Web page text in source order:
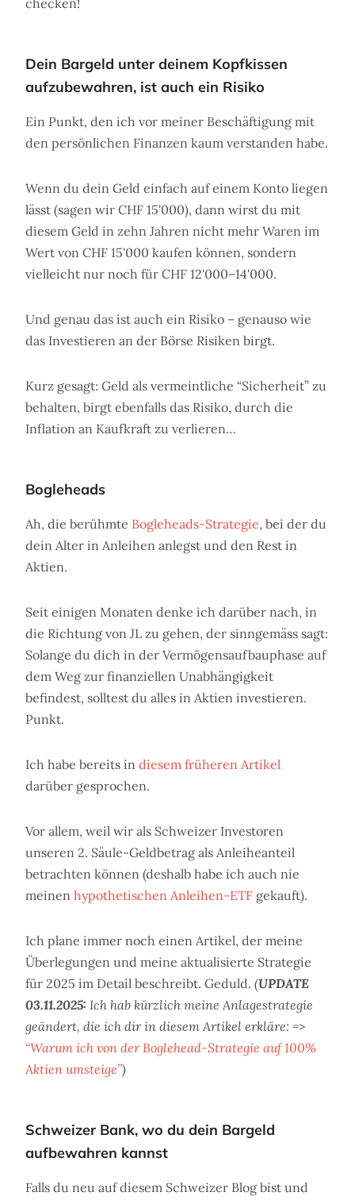
checken!
Dein Bargeld unter deinem Kopfkissen
aufzubewahren, ist auch ein Risiko
Ein Punkt, den ich vor meiner Beschäftigung mit
den persönlichen Finanzen kaum verstanden habe.
Wenn du dein Geld einfach auf einem Konto liegen
lässt (sagen wir CHF 15'000), dann wirst du mit
diesem Geld in zehn Jahren nicht mehr Waren im
Wert von CHF 15'000 kaufen können, sondern
vielleicht nur noch für CHF 12'000–14'000.
Und genau das ist auch ein Risiko – genauso wie
das Investieren an der Börse Risiken birgt.
Kurz gesagt: Geld als vermeintliche “Sicherheit” zu
behalten, birgt ebenfalls das Risiko, durch die
Inflation an Kaufkraft zu verlieren…
Bogleheads
Ah, die berühmte Bogleheads-Strategie, bei der du
dein Alter in Anleihen anlegst und den Rest in
Aktien.
Seit einigen Monaten denke ich darüber nach, in
die Richtung von JL zu gehen, der sinngemäss sagt:
Solange du dich in der Vermögensaufbauphase auf
dem Weg zur finanziellen Unabhängigkeit
befindest, solltest du alles in Aktien investieren.
Punkt.
Ich habe bereits in diesem früheren Artikel
darüber gesprochen.
Vor allem, weil wir als Schweizer Investoren
unseren 2. Säule-Geldbetrag als Anleiheanteil
betrachten können (deshalb habe ich auch nie
meinen hypothetischen Anleihen-ETF gekauft).
Ich plane immer noch einen Artikel, der meine
Überlegungen und meine aktualisierte Strategie
für 2025 im Detail beschreibt. Geduld. (UPDATE
03.11.2025: Ich hab kürzlich meine Anlagestrategie
geändert, die ich dir in diesem Artikel erkläre: =>
“Warum ich von der Boglehead-Strategie auf 100%
Aktien umsteige”)
Schweizer Bank, wo du dein Bargeld
aufbewahren kannst
Falls du neu auf diesem Schweizer Blog bist und